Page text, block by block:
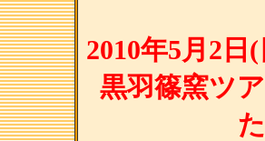
2010年5月2日
黒羽篠窯ツ